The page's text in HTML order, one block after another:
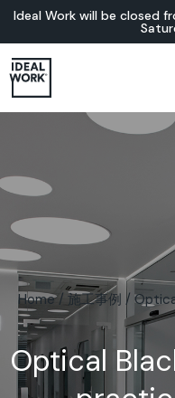
Ideal Work will be closed
Home/ 施工事例 /
Optical